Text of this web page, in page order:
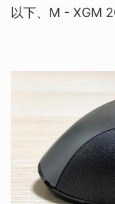
以下、M - XGM